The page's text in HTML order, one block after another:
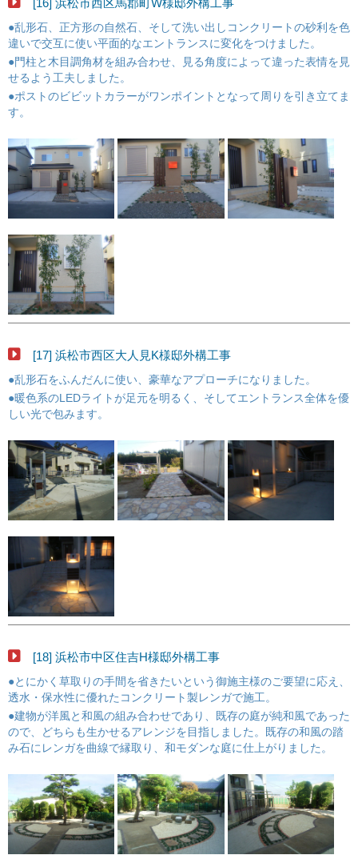
[16] 浜松市西区馬郡町W様邸外構工事
●乱形石、正方形の自然石、そして洗い出しコンクリートの砂利を色
違いで交互に使い平面的なエントランスに変化をつけました。
●門柱と木目調角材を組み合わせ、見る角度によって違った表情を見
せるよう工夫しました。
●ポストのビビットカラーがワンポイントとなって周りを引き立てま
す。
[17] 浜松市西区大人見K様邸外構工事
●乱形石をふんだんに使い、豪華なアプローチになりました。
●暖色系のLEDライトが足元を明るく、そしてエントランス全体を優
しい光で包みます。
[18] 浜松市中区住吉H様邸外構工事
●とにかく草取りの手間を省きたいという御施主様のご要望に応え、
透水・保水性に優れたコンクリート製レンガで施工。
●建物が洋風と和風の組み合わせであり、既存の庭が純和風であった
ので、どちらも生かせるアレンジを目指しました。既存の和風の踏
み石にレンガを曲線で縁取り、和モダンな庭に仕上がりました。